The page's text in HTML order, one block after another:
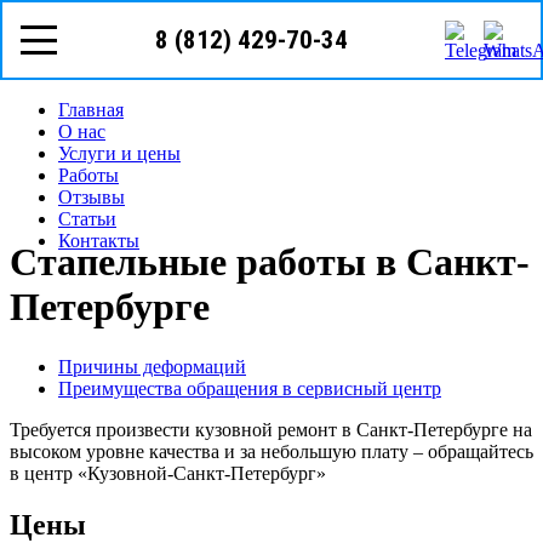
8 (812) 429-70-34
8 (812)
телефон в г. Санкт-Петербург
Режим работы: с пн-вс (1000- 2000)Предварительная запись
Главная
О нас
Услуги и цены
Работы
Отзывы
Статьи
Контакты
Стапельные работы в Санкт-
Петербурге
Причины деформаций
Преимущества обращения в сервисный центр
Требуется произвести кузовной ремонт в Санкт-Петербурге на
высоком уровне качества и за небольшую плату – обращайтесь
в центр «Кузовной-Санкт-Петербург»
Цены